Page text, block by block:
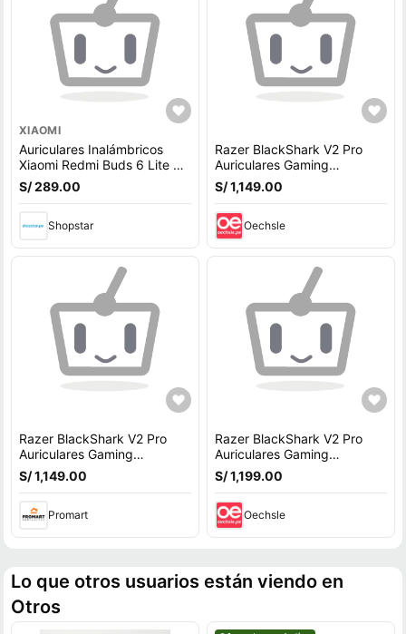
XIAOMI
Auriculares Inalámbricos
Xiaomi Redmi Buds 6 Lite Bt
- Blue
S/ 289.00
Shopstar
Razer BlackShark V2 Pro
Auriculares Gaming
Inalámbricos 50mm Drivers
TriForce Titanium, M
S/ 1,149.00
Oechsle
Razer BlackShark V2 Pro
Auriculares Gaming
Inalámbricos 50mm Drivers
TriForce Titanium, M
S/ 1,149.00
Promart
Razer BlackShark V2 Pro
Auriculares Gaming
Inalámbricos - Drivers de
50mm TriForce Titani
S/ 1,199.00
Oechsle
Lo que otros usuarios están viendo en
Otros